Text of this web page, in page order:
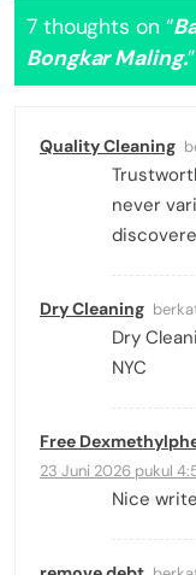
7 thoughts on “
Bongkar Maling.”
Quality Cleaning
never
Dry Cleaning
Dry
NYC
Free
23 Juni 2026 pukul
Nice